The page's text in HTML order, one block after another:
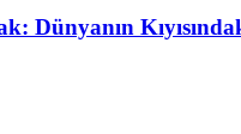
Dünyanın